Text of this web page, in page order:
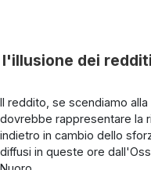
dei
Il reddito, se scendiamo
dovrebbe rappresentare la
indietro in cambio dello
diffusi in queste ore